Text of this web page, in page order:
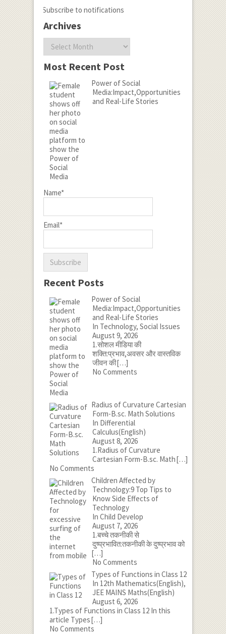
Subscribe to notifications
Archives
Most Recent Post
Power of Social
Media:Impact,Opportunities
and Real-Life Stories
Name*
Email*
Recent Posts
Power of Social
Media:Impact,Opportunities
and Real-Life Stories
In Technology, Social Issues
August 9, 2026
1.सोशल मीडिया की
शक्ति:प्रभाव,अवसर और वास्तविक
जीवन की[…]
No Comments
Radius of Curvature Cartesian
Form-B.sc. Math Solutions
In Differential
Calculus(English)
August 8, 2026
1.Radius of Curvature
Cartesian Form-B.sc. Math[…]
No Comments
Children Affected by
Technology:9 Top Tips to
Know Side Effects of
Technology
In Child Develop
August 7, 2026
1.बच्चे तकनीकी से
दुष्प्रभावित:तकनीकी के दुष्प्रभाव को
[…]
No Comments
Types of Functions in Class 12
In 12th Mathematics(English),
JEE MAINS Maths(English)
August 6, 2026
1.Types of Functions in Class 12 In this
article Types[…]
No Comments